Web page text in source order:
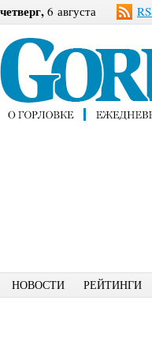
четверг, 6 августа
НОВОСТИ РЕЙТИНГИ